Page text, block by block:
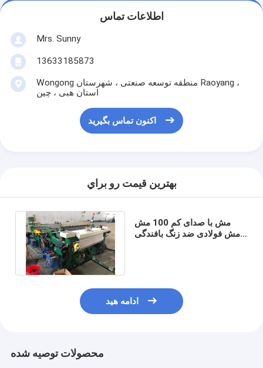
اطلاعات تماس
Mrs. Sunny
13633185873
Wongong منطقه توسعه صنعتی ، شهرستان Raoyang ،
استان هبی ، چین
اکنون تماس بگیرید
بهترين قيمت رو براي
مش با صدای کم 100 مش
مش فولادی ضد زنگ بافندگی
ادامه هید
محصولات توصیه شده